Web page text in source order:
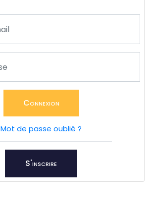
Connexion
Mot de passe oublié ?
S'inscrire